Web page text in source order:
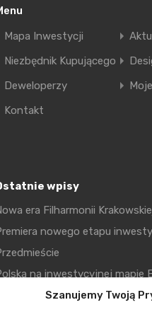
Szanujemy Twoją
Mapa Inwestycji
Niezbędnik Kupującego
Deweloperzy
Kontakt
wpisy
era Filharmonii
nowego etapu
na inwestycyjnej mapie